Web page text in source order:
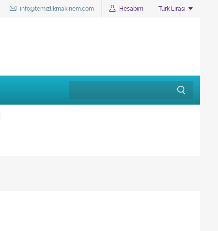
info@temizlikmakinem.com Hesabım Türk Lirası